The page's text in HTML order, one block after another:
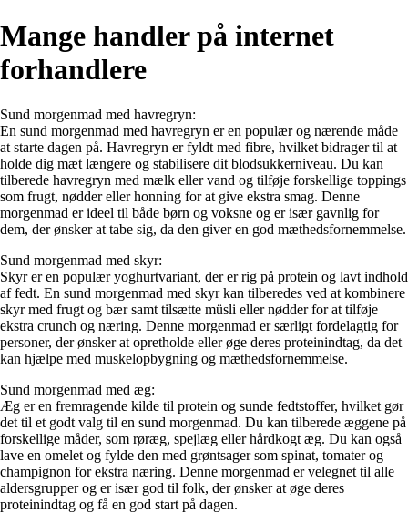
Mange handler på internet
forhandlere
Sund morgenmad med havregryn:
En sund morgenmad med havregryn er en populær og nærende måde
at starte dagen på. Havregryn er fyldt med fibre, hvilket bidrager til at
holde dig mæt længere og stabilisere dit blodsukkerniveau. Du kan
tilberede havregryn med mælk eller vand og tilføje forskellige toppings
som frugt, nødder eller honning for at give ekstra smag. Denne
morgenmad er ideel til både børn og voksne og er især gavnlig for
dem, der ønsker at tabe sig, da den giver en god mæthedsfornemmelse.
Sund morgenmad med skyr:
Skyr er en populær yoghurtvariant, der er rig på protein og lavt indhold
af fedt. En sund morgenmad med skyr kan tilberedes ved at kombinere
skyr med frugt og bær samt tilsætte müsli eller nødder for at tilføje
ekstra crunch og næring. Denne morgenmad er særligt fordelagtig for
personer, der ønsker at opretholde eller øge deres proteinindtag, da det
kan hjælpe med muskelopbygning og mæthedsfornemmelse.
Sund morgenmad med æg:
Æg er en fremragende kilde til protein og sunde fedtstoffer, hvilket gør
det til et godt valg til en sund morgenmad. Du kan tilberede æggene på
forskellige måder, som røræg, spejlæg eller hårdkogt æg. Du kan også
lave en omelet og fylde den med grøntsager som spinat, tomater og
champignon for ekstra næring. Denne morgenmad er velegnet til alle
aldersgrupper og er især god til folk, der ønsker at øge deres
proteinindtag og få en god start på dagen.